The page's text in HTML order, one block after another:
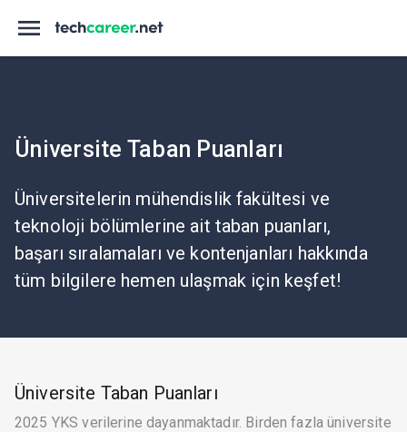
Üniversite Taban Puanları
Üniversitelerin mühendislik fakültesi ve
teknoloji bölümlerine ait taban puanları,
başarı sıralamaları ve kontenjanları hakkında
tüm bilgilere hemen ulaşmak için keşfet!
Üniversite Taban Puanları
2025 YKS verilerine dayanmaktadır. Birden fazla üniversite